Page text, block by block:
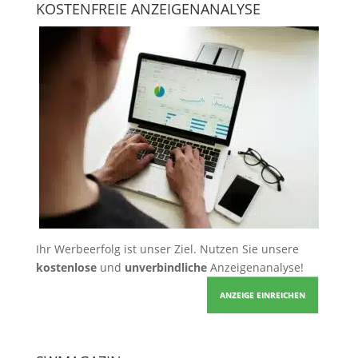
KOSTENFREIE ANZEIGENANALYSE
Ihr Werbeerfolg ist unser Ziel. Nutzen Sie unsere
kostenloseund unverbindlicheAnzeigenanalyse!
ANZEIGE EINREICHEN